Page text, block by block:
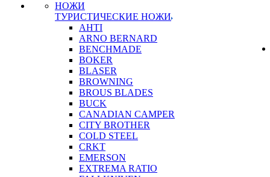
ТУРИСТИЧЕСКИЕ НОЖИ
AHTI
ARNO BERNARD
BENCHMADE
BOKER
BLASER
BROWNING
BROUS BLADES
BUCK
CANADIAN CAMPER
CITY BROTHER
COLD STEEL
CRKT
EMERSON
EXTREMA RATIO